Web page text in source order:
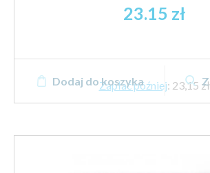
23.15 zł
Zapłać później: 23,15 zł
Dodaj do koszyka